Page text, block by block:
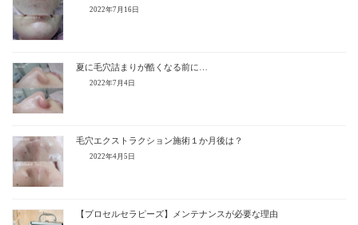
2022年7月16日
夏に毛穴詰まりが酷くなる前に…
2022年7月4日
毛穴エクストラクション施術１か月後は？
2022年4月5日
【プロセルセラピーズ】メンテナンスが必要な理由